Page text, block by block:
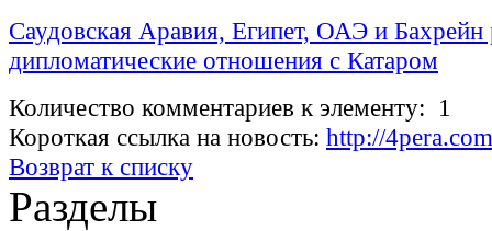
Саудовская Аравия, Египет, ОАЭ и Бахрейн
дипломатические отношения с Катаром
Количество комментариев к элементу: 1
Короткая ссылка на новость: http://
Возврат к списку
Разделы